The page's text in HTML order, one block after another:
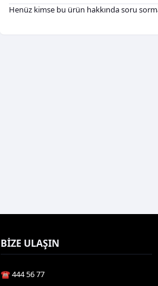
Henüz kimse bu ürün hakkında soru
BIZE ULAŞIN
☎️ 444 56 77